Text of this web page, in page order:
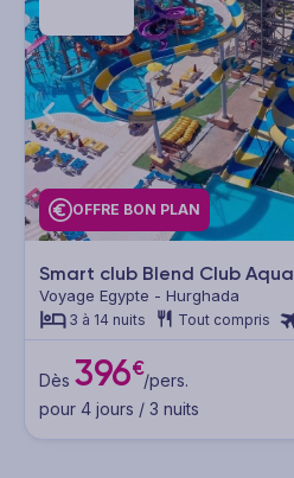
OFFRE BON PLAN
Smart club Blend Club
Voyage Egypte - Hurghada
3 à 14 nuits Tout compris
Dès 396€/pers.
pour 4 jours / 3 nuits